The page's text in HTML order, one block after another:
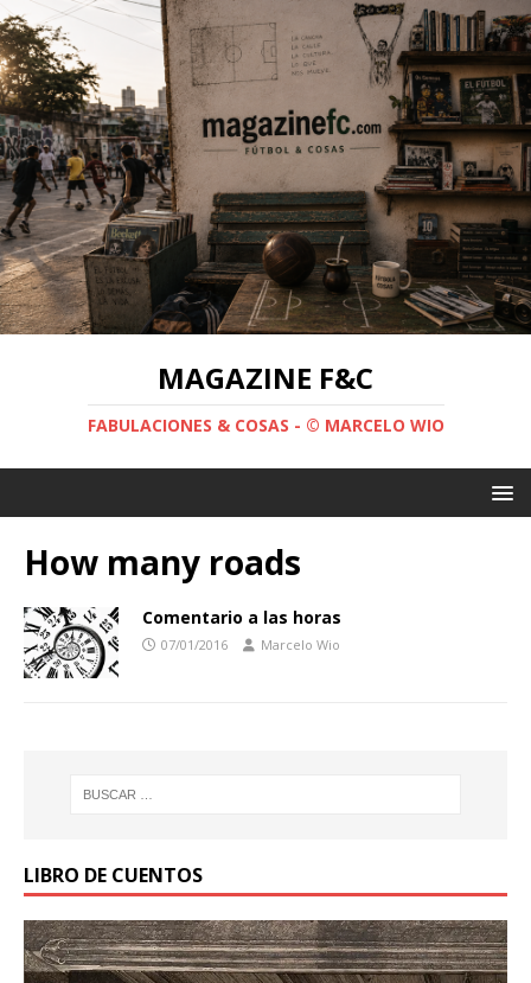
MAGAZINE F&C
FABULACIONES & COSAS - © MARCELO WIO
How many roads
Comentario a las horas
07/01/2016 Marcelo Wio
LIBRO DE CUENTOS